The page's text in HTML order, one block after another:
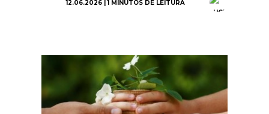
12.06.2026 | 1 MINUTOS DE LEITURA